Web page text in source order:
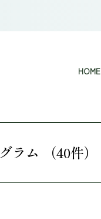
HOME
ラム （40件）